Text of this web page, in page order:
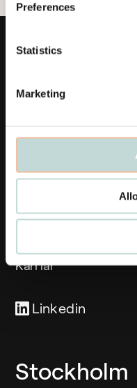
Preferences
Statistics
Marketing
Länkar
Affärsområden
Aktuellt
Karriär
Linkedin
Våra kontor
Stockholm